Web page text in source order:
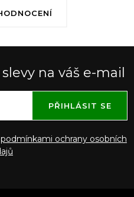
na váš e-mail
podmínkami ochrany osobních
PŘIHLÁSIT SE